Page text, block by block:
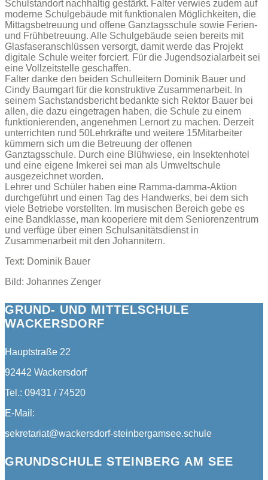
Schulstandort nachhaltig gestärkt. Falter verwies zudem auf
moderne Schulgebäude mit funktionalen Möglichkeiten, die
Mittagsbetreuung und offene Ganztagsschule sowie Ferien-
und Frühbetreuung. Alle Schulgebäude seien bereits mit
Glasfaseranschlüssen versorgt, damit werde das Projekt
digitale Schule weiter forciert. Für die Jugendsozialarbeit sei
eine Vollzeitstelle geschaffen.
Falter danke den beiden Schulleitern Dominik Bauer und
Cindy Baumgart für die konstruktive Zusammenarbeit. In
seinem Sachstandsbericht bedankte sich Rektor Bauer bei
allen, die dazu eingetragen haben, die Schule zu einem
funktionierenden, angenehmen Lernort zu machen. Derzeit
unterrichten rund 50Lehrkräfte und weitere 15Mitarbeiter
kümmern sich um die Betreuung der offenen
Ganztagsschule. Durch eine Blühwiese, ein Insektenhotel
und eine eigene Imkerei sei man als Umweltschule
ausgezeichnet worden.
Lehrer und Schüler haben eine Ramma-damma-Aktion
durchgeführt und einen Tag des Handwerks, bei dem sich
viele Betriebe vorstellten. Im musischen Bereich gebe es
eine Bandklasse, man kooperiere mit dem Seniorenzentrum
und verfüge über einen Schulsanitätsdienst in
Zusammenarbeit mit den Johannitern.
Text: Dominik Bauer
Bild: Johannes Zenger
GRUND- UND MITTELSCHULE
WACKERSDORF
Hauptstraße 22
92442 Wackersdorf
Tel.: 09431 / 74520
E-Mail:
sekretariat@wackersdorf-steinbergamsee.schule
GRUNDSCHULE STEINBERG AM SEE